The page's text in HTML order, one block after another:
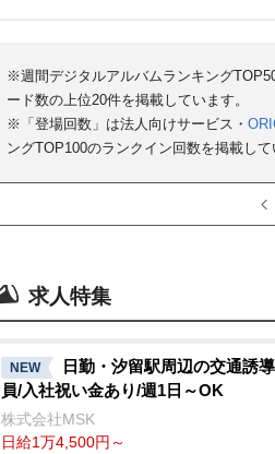
※週間デジタルアルバムランキング
ード数の上位20件を掲載しています。
※「登場回数」は法人向けサービス・
ングTOP100のランクイン回数を掲載し
求人特集
NEW
日勤・汐留駅周辺の交通誘
員/入社祝い金あり/週1日～OK
株式会社MSK
日給1万4,500円～